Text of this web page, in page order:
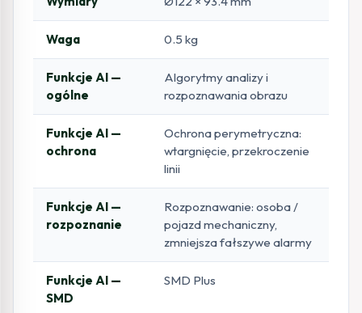
Waga 0.5 kg
Funkcje AI —
ogólne
Algorytmy analizy i
rozpoznawania obrazu
Funkcje AI —
ochrona
Ochrona perymetryczna:
wtargnięcie, przekroczenie
linii
Funkcje AI —
rozpoznanie
Rozpoznawanie: osoba /
pojazd mechaniczny,
zmniejsza fałszywe alarmy
Funkcje AI —
SMD
SMD Plus